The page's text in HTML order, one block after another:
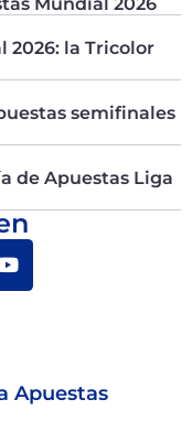
2026: la Tricolor
semifinales
de Apuestas Liga
Apuestas